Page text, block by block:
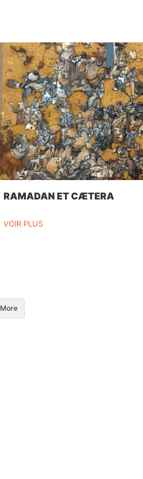
RAMADAN ET CÆTERA
VOIR PLUS
More